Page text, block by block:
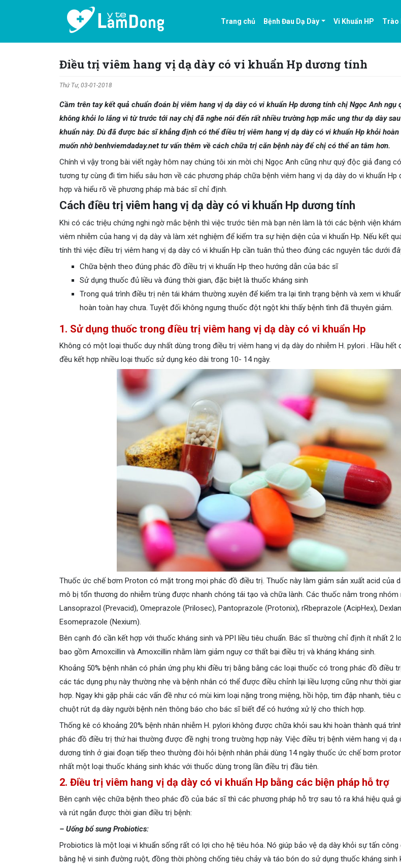
Trang chủ Bệnh Đau Dạ Dày Vi Khuẩn HP Trào
Điều trị viêm hang vị dạ dày có vi khuẩn Hp dương tính
Thứ Tư, 03-01-2018
Cầm trên tay kết quả chuẩn đoán bị viêm hang vị dạ dày có vi khuẩn Hp dương tính chị Ngọc Anh ngụ
không khỏi lo lắng vì từ trước tới nay chị đã nghe nói đến rất nhiều trường hợp mắc ung thư dạ dày
khuẩn này. Dù đã được bác sĩ khẳng định có thể điều trị viêm hang vị dạ dày có vi khuẩn Hp khỏi
muốn nhờ benhviemdaday.net tư vấn thêm về cách chữa trị căn bệnh này để chị có thể an tâm hơn.
Chính vì vậy trong bài viết ngày hôm nay chúng tôi xin mời chị Ngọc Anh cũng như quý độc giả đang
tương tự cùng đi tìm hiểu sâu hơn về các phương pháp chữa bệnh viêm hang vị dạ dày do vi khuẩn
hợp và hiểu rõ về phương pháp mà bác sĩ chỉ định.
Cách điều trị viêm hang vị dạ dày có vi khuẩn Hp dương tính
Khi có các triệu chứng nghi ngờ mắc bệnh thì việc trước tiên mà bạn nên làm là tới các bệnh viện
viêm nhiễm của hang vị dạ dày và làm xét nghiệm để kiểm tra sự hiện diện của vi khuẩn Hp. Nếu kết
tính thì việc điều trị viêm hang vị dạ dày có vi khuẩn Hp cần tuân thủ theo đúng các nguyên tắc dưới
Chữa bệnh theo đúng phác đồ điều trị vi khuẩn Hp theo hướng dẫn của bác sĩ
Sử dụng thuốc đủ liều và đúng thời gian, đặc biệt là thuốc kháng sinh
Trong quá trình điều trị nên tái khám thường xuyên để kiểm tra lại tình trạng bệnh và xem vi
hoàn toàn hay chưa. Tuyệt đối không ngưng thuốc đột ngột khi thấy bệnh tình đã thuyên giảm.
1. Sử dụng thuốc trong điều trị viêm hang vị dạ dày có vi khuẩn Hp
Không có một loại thuốc duy nhất dùng trong điều trị viêm hang vị dạ dày do nhiễm H. pylori . Hầu hết
đều kết hợp nhiều loại thuốc sử dụng kéo dài trong 10- 14 ngày.
Thuốc ức chế bơm Proton có mặt trong mọi phác đồ điều trị. Thuốc này làm giảm sản xuất acid của
mô bị tổn thương do nhiễm trùng được nhanh chóng tái tạo và chữa lành. Các thuốc nằm trong nhóm
Lansoprazol (Prevacid), Omeprazole (Prilosec), Pantoprazole (Protonix), rRbeprazole (AcipHex),
Esomeprazole (Nexium).
Bên cạnh đó cần kết hợp với thuốc kháng sinh và PPI liều tiêu chuẩn. Bác sĩ thường chỉ định ít nhất 2
bao gồm Amoxcillin và Amoxcillin nhằm làm giảm nguy cơ thất bại điều trị và kháng kháng sinh.
Khoảng 50% bệnh nhân có phản ứng phụ khi điều trị bằng bằng các loại thuốc có trong phác đồ điều
các tác dụng phụ này thường nhẹ và bệnh nhân có thể được điều chỉnh lại liều lượng cũng như thời
hợp. Ngay khi gặp phải các vấn đề như có mùi kim loại nặng trong miệng, hồi hộp, tim đập nhanh, tiêu
chuột rút dạ dày người bệnh nên thông báo cho bác sĩ biết để có hướng xử lý cho thích hợp.
Thống kê có khoảng 20% ​​bệnh nhân nhiễm H. pylori không được chữa khỏi sau khi hoàn thành quá
phác đồ điều trị thứ hai thường được đề nghị trong trường hợp này. Việc điều trị bệnh viêm hang vị dạ
dương tính ở giai đoạn tiếp theo thường đòi hỏi bệnh nhân phải dùng 14 ngày thuốc ức chế bơm
nhất một loại thuốc kháng sinh khác với thuốc dùng trong lần điều trị đầu tiên.
2. Điều trị viêm hang vị dạ dày có vi khuẩn Hp bằng các biện pháp hỗ trợ
Bên cạnh việc chữa bệnh theo phác đồ của bác sĩ thì các phương pháp hỗ trợ sau tỏ ra khá hiệu quả
và rút ngắn được thời gian điều trị bệnh:
– Uống bổ sung Probiotics:
Probiotics là một loại vi khuẩn sống rất có lợi cho hệ tiêu hóa. Nó giúp bảo vệ dạ dày khỏi sự tấn công
bằng hệ vi sinh đường ruột, đồng thời phòng chống tiêu chảy và táo bón do sử dụng thuốc kháng sinh